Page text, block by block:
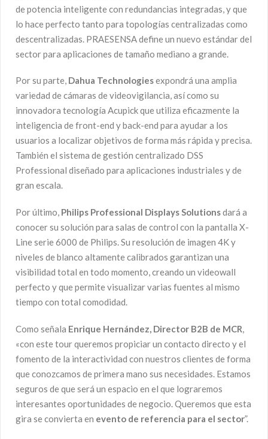
de potencia inteligente con redundancias integradas, y que
lo hace perfecto tanto para topologías centralizadas como
descentralizadas. PRAESENSA define un nuevo estándar del
sector para aplicaciones de tamaño mediano a grande.
Por su parte, Dahua Technologiesexpondrá una amplia
variedad de cámaras de videovigilancia, así como su
innovadora tecnología Acupick que utiliza eficazmente la
inteligencia de front-end y back-end para ayudar a los
usuarios a localizar objetivos de forma más rápida y precisa.
También el sistema de gestión centralizado DSS
Professional diseñado para aplicaciones industriales y de
gran escala.
Por último, Philips Professional Displays Solutionsdará a
conocer su solución para salas de control con la pantalla X-
Line serie 6000 de Philips. Su resolución de imagen 4K y
niveles de blanco altamente calibrados garantizan una
visibilidad total en todo momento, creando un videowall
perfecto y que permite visualizar varias fuentes al mismo
tiempo con total comodidad.
Como señala Enrique Hernández, Director B2B de MCR
«con este tour queremos propiciar un contacto directo y el
fomento de la interactividad con nuestros clientes de forma
que conozcamos de primera mano sus necesidades. Estamos
seguros de que será un espacio en el que lograremos
interesantes oportunidades de negocio. Queremos que esta
gira se convierta en evento de referencia para el sector”.